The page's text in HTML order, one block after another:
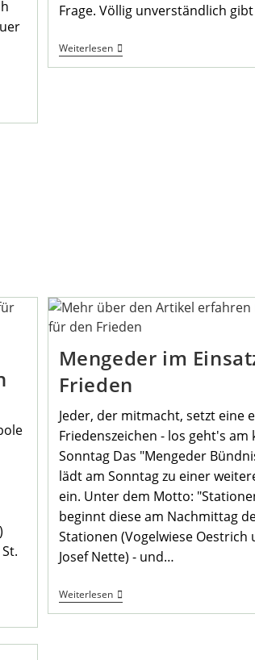
Frage. Völlig unverständlich
Weiterlesen„Mengede
City“
Mengeder im
Frieden
Jeder, der mitmacht, setzt eine
Friedenszeichen - los geht's am
Sonntag Das "Mengeder
lädt am Sonntag zu einer
ein. Unter dem Motto:
beginnt diese am Nachmittag
Stationen (Vogelwiese Oestrich
Josef Nette) - und…
WeiterlesenMengeder
Im